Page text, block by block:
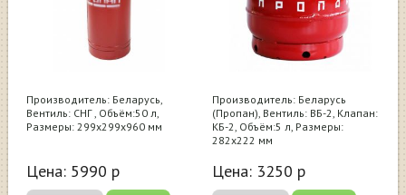
Производитель: Беларусь,
Вентиль: CНГ , Объём:50 л,
Размеры: 299х299х960 мм
Цена: 5990 р
Производитель: Беларусь
(Пропан), Вентиль: ВБ-2, Клапан:
КБ-2, Объём:5 л, Размеры:
282х222 мм
Цена: 3250 р